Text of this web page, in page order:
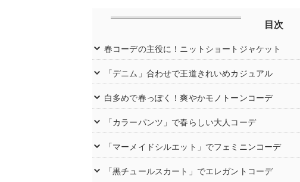
目次
春コーデの主役に！ニットショートジャケット
「デニム」合わせで王道きれいめカジュアル
白多めで春っぽく！爽やかモノトーンコーデ
「カラーパンツ」で春らしい大人コーデ
「マーメイドシルエット」でフェミニンコーデ
「黒チュールスカート」でエレガントコーデ